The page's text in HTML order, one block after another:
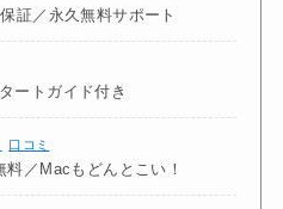
証／永久無料サポート
ートガイド付き
口コミ
料／Macもどんとこい！